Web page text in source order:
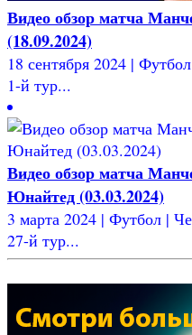
Видео обзор матча
(18.09.2024)
18 сентября 2024 |
1-й тур...
Видео обзор матча
Юнайтед (03.03.2024)
3 марта 2024 | Футбол |
27-й тур...